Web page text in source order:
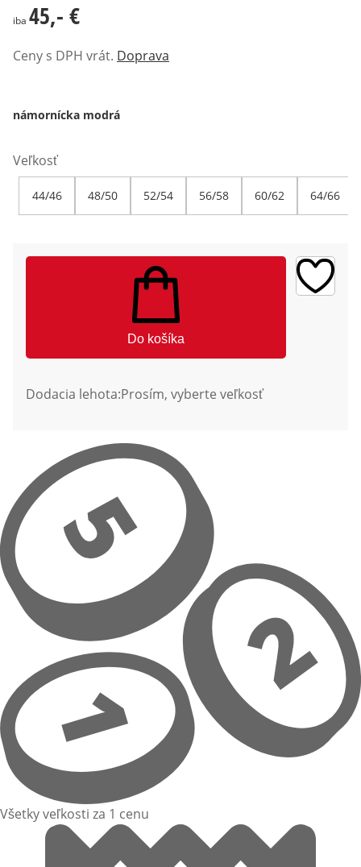
45,- €
iba 45,- €
Ceny s DPH vrát. Doprava
námornícka modrá
Veľkosť
44/46 48/50 52/54 56/58 60/62 64/66
Do košíka
Dodacia lehota:Prosím, vyberte veľkosť
Všetky veľkosti za 1 cenu